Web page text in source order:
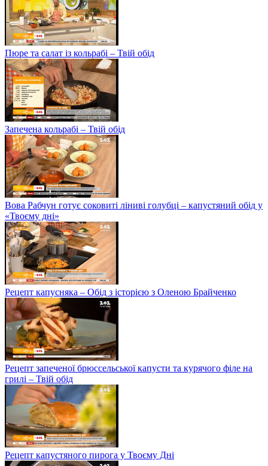
Пюре та салат із кольрабі – Твій обід
Запечена кольрабі – Твій обід
Вова Рабчун готує соковиті ліниві голубці – капустяний обід у
«Твоєму дні»
Рецепт капусняка – Обід з історією з Оленою Брайченко
Рецепт запеченої брюссельської капусти та курячого філе на
грилі – Твій обід
Рецепт капустяного пирога у Твоєму Дні